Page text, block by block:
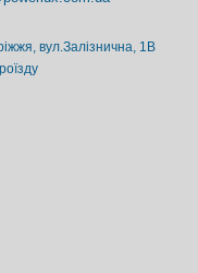
вул.Залізнична, 1В